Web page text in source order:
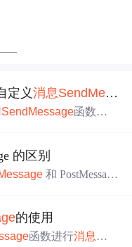
定义消息SendMessage
SendMessage函数发
处理的正确方式，以避
的区别
和 PostMessage
解这两个函数的工作
问题至关重要。
的使用
函数进行消息 传